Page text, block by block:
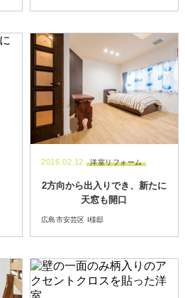
2016.02.12 洋室リフォーム
2方向から出入りでき、新たに
天窓も開口
広島市安芸区 I様邸